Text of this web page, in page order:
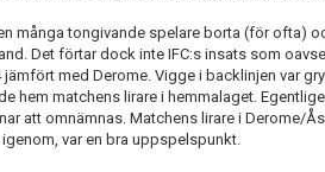
många tongivande spelare borta (för ofta)
Det förtar dock inte IFC:s insats som
med Derome. Vigge i backlinjen var
hem matchens lirare i hemmalaget.
att omnämnas. Matchens lirare i Derome/
var en bra uppspelspunkt.